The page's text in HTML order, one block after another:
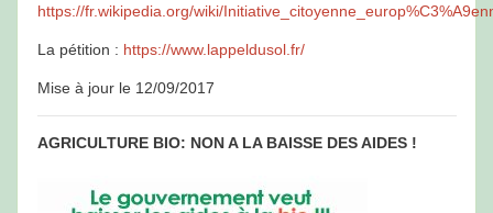
https://fr.wikipedia.org/wiki/
La pétition : https://www.lappeldusol.fr/
Mise à jour le 12/09/2017
AGRICULTURE BIO: NON A LA BAISSE DES AIDES !